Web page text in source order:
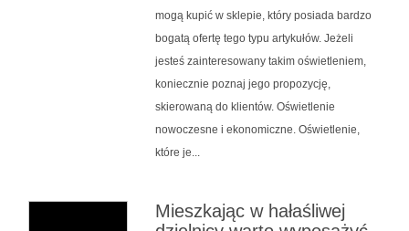
mogą kupić w sklepie, który posiada bardzo
bogatą ofertę tego typu artykułów. Jeżeli
jesteś zainteresowany takim oświetleniem,
koniecznie poznaj jego propozycję,
skierowaną do klientów. Oświetlenie
nowoczesne i ekonomiczne. Oświetlenie,
które je...
Mieszkając w hałaśliwej